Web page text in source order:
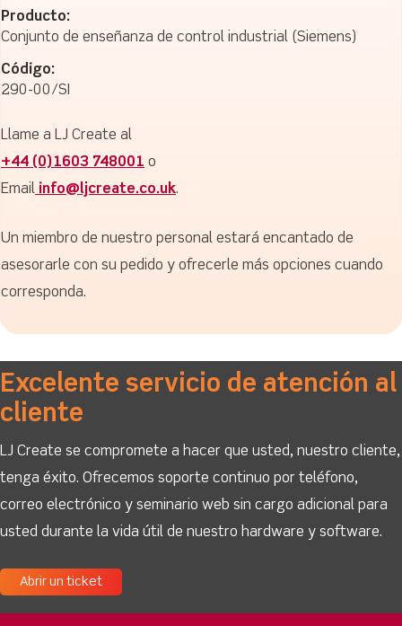
Producto:
Conjunto de enseñanza de control industrial (Siemens)
Código:
290-00/SI
Llame a LJ Create al
+44 (0)1603 748001 o
Email info@ljcreate.co.uk.
Un miembro de nuestro personal estará encantado de
asesorarle con su pedido y ofrecerle más opciones cuando
corresponda.
Excelente servicio de atención al
cliente
LJ Create se compromete a hacer que usted, nuestro cliente,
tenga éxito. Ofrecemos soporte continuo por teléfono,
correo electrónico y seminario web sin cargo adicional para
usted durante la vida útil de nuestro hardware y software.
Abrir un ticket